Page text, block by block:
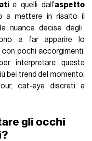
e quelli dall’aspetto
a mettere in risalto il
nuance decise degli
a far apparire lo
con pochi accorgimenti.
interpretare queste
bei trend del momento,
cat-eye discreti e
gli occhi